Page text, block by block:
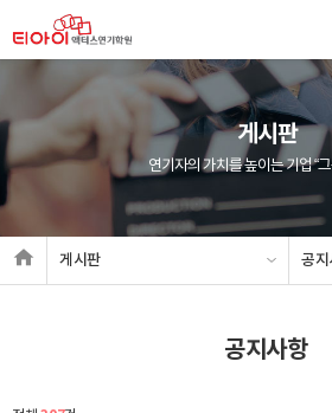
게시판
연기자의 가치를 높이는 기업 “
게시판 공
공지사항